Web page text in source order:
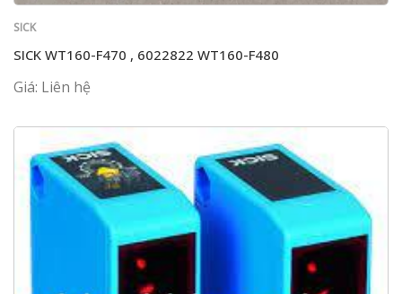
SICK
SICK WT160-F470 , 6022822 WT160-F480
Giá: Liên hệ